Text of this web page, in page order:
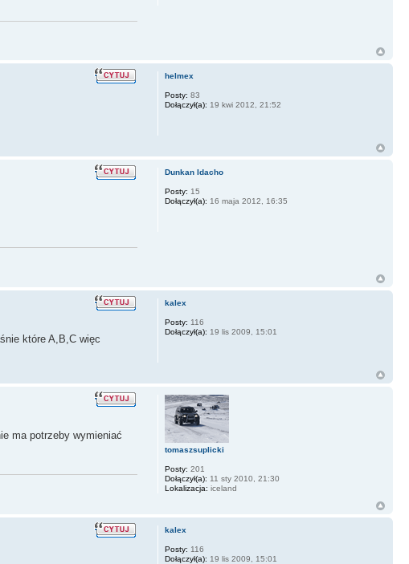
helmex
Posty: 83
Dołączył(a): 19 kwi 2012, 21:52
Dunkan Idacho
Posty: 15
Dołączył(a): 16 maja 2012, 16:35
które A,B,C więc
kalex
Posty: 116
Dołączył(a): 19 lis 2009, 15:01
ma potrzeby wymieniać
tomaszsuplicki
Posty: 201
Dołączył(a): 11 sty 2010, 21:30
Lokalizacja: iceland
kalex
Posty: 116
Dołączył(a): 19 lis 2009, 15:01